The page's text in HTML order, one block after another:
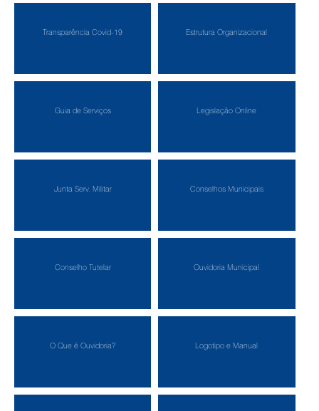
Transparência Covid-19 Estrutura Organizacional
Guia de Serviços Legislação Online
Junta Serv. Militar Conselhos Municipais
Conselho Tutelar Ouvidoria Municipal
O Que é Ouvidoria? Logotipo e Manual